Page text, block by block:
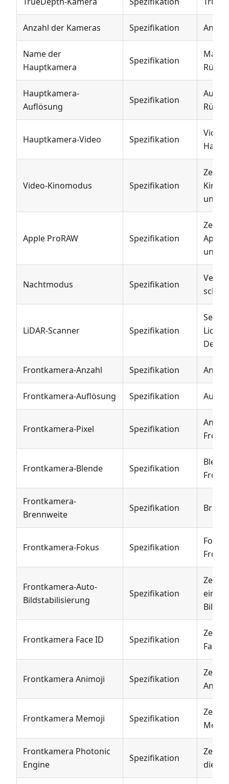
Anzahl der Kameras Spezifikation
Name der
Hauptkamera
Spezifikation
Hauptkamera-
Auflösung
Spezifikation
Hauptkamera-Video Spezifikation
Video-Kinomodus Spezifikation
Zeigt
Apple ProRAW Spezifikation
Zeigt
Apple
Nachtmodus Spezifikation
LiDAR-Scanner Spezifikation
Frontkamera-Anzahl Spezifikation
Frontkamera-Auflösung Spezifikation
Frontkamera-Pixel Spezifikation
Frontkamera-Blende Spezifikation
Frontkamera-
Brennweite
Spezifikation
Frontkamera-Fokus Spezifikation
Frontkamera-Auto-
Bildstabilisierung
Spezifikation
Zeigt
eine
Frontkamera Face ID Spezifikation
Zeigt
Face
Frontkamera Animoji Spezifikation
Zeigt
Frontkamera Memoji Spezifikation
Zeigt
Frontkamera Photonic
Engine
Spezifikation
Zeigt
die